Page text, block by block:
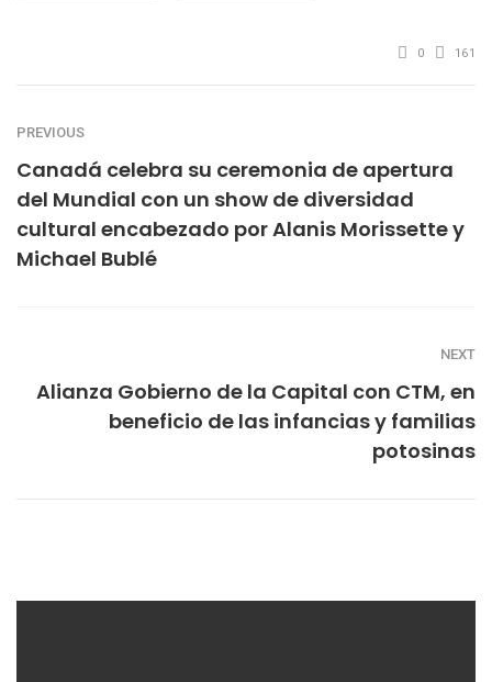
0 161
PREVIOUS
Canadá celebra su ceremonia de apertura
del Mundial con un show de diversidad
cultural encabezado por Alanis Morissette y
Michael Bublé
NEXT
Alianza Gobierno de la Capital con CTM, en
beneficio de las infancias y familias
potosinas